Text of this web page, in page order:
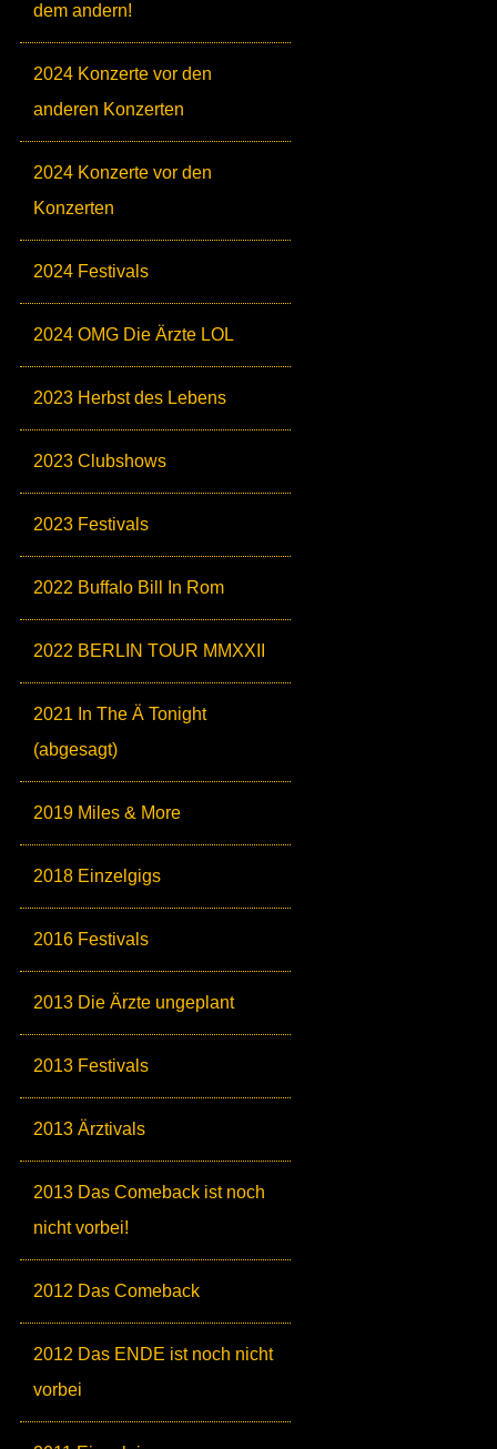
dem andern!
2024 Konzerte vor den
anderen Konzerten
2024 Konzerte vor den
Konzerten
2024 Festivals
2024 OMG Die Ärzte LOL
2023 Herbst des Lebens
2023 Clubshows
2023 Festivals
2022 Buffalo Bill In Rom
2022 BERLIN TOUR MMXXII
2021 In The Ä Tonight
(abgesagt)
2019 Miles & More
2018 Einzelgigs
2016 Festivals
2013 Die Ärzte ungeplant
2013 Festivals
2013 Ärztivals
2013 Das Comeback ist noch
nicht vorbei!
2012 Das Comeback
2012 Das ENDE ist noch nicht
vorbei